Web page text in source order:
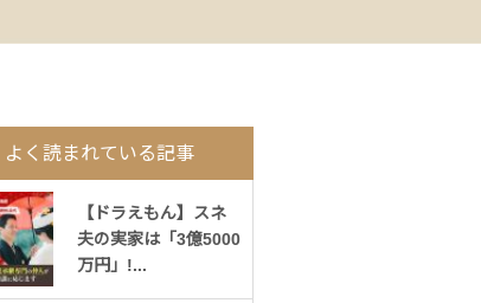
よく読まれている記事
【ドラえもん】スネ
夫の実家は「3億5000
万円」!...